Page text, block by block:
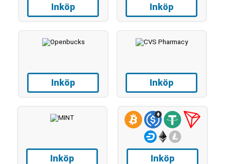
Inköp Inköp
Inköp Inköp
Inköp Inköp